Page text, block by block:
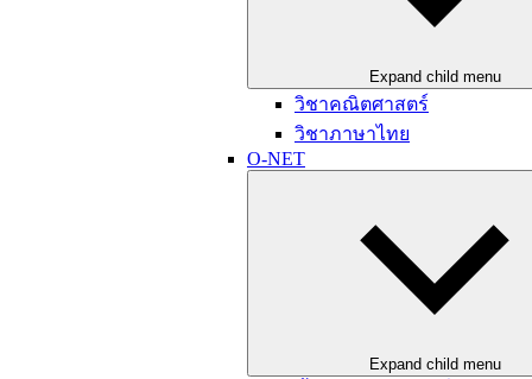
Expand child menu
วิชาคณิตศาสตร์
วิชาภาษาไทย
O-NET
Expand child menu